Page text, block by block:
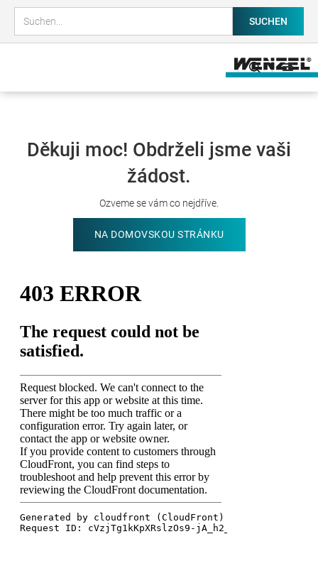
Děkuji moc! Obdrželi jsme vaši
žádost.
Ozveme se vám co nejdříve.
NA DOMOVSKOU STRÁNKU